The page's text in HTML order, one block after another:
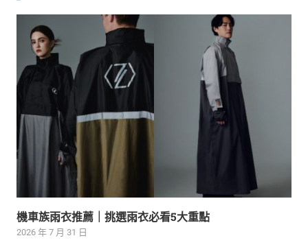
機車族雨衣推薦｜挑選雨衣必看5大重點
2026 年 7 月 31 日